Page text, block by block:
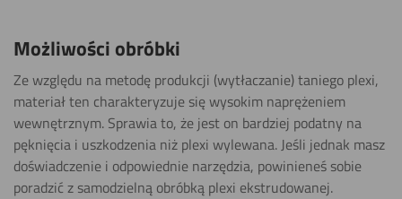
Możliwości obróbki
Ze względu na metodę produkcji (wytłaczanie) taniego plexi,
materiał ten charakteryzuje się wysokim naprężeniem
wewnętrznym. Sprawia to, że jest on bardziej podatny na
pęknięcia i uszkodzenia niż plexi wylewana. Jeśli jednak masz
doświadczenie i odpowiednie narzędzia, powinieneś sobie
poradzić z samodzielną obróbką plexi ekstrudowanej.